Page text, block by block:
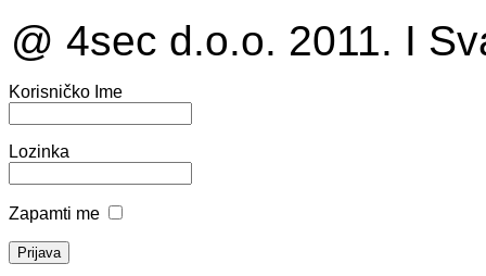
@ 4sec d.o.o. 2011. I
Korisničko Ime
Lozinka
Zapamti me